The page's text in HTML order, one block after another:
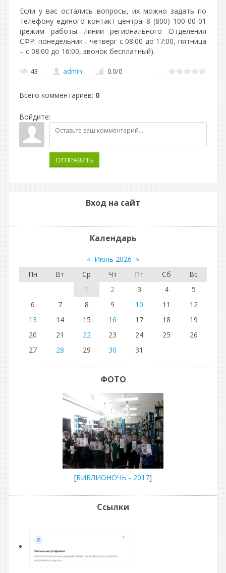
Если у вас остались вопросы, их можно задать по
телефону единого контакт-центра: 8 (800) 100-00-01
(режим работы линии регионального Отделения
СФР: понедельник - четверг с 08:00 до 17:00, пятница
– с 08:00 до 16:00, звонок бесплатный).
43 admin 0.0/0
Всего комментариев: 0
Войдите:
ОТПРАВИТЬ
Вход на сайт
Календарь
« Июль 2026 »
Пн
Вт Ср Чт Пт Сб
Вс
1
2 3 4
5
6
7 8 9 10 11
12
13
14 15 16 17 18
19
20
21 22 23 24 25
26
27
28 29 30 31
ФОТО
[БИБЛИОНОЧЬ - 2017]
Ссылки